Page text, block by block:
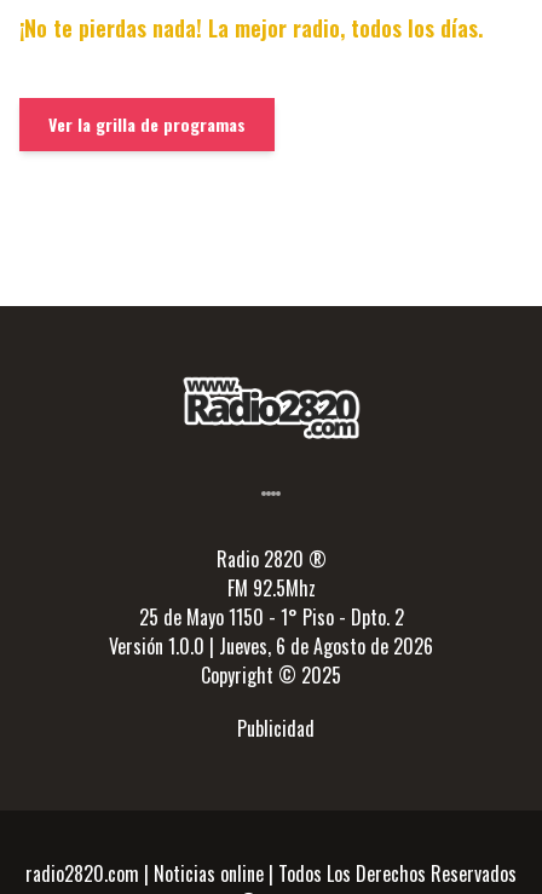
¡No te pierdas nada! La mejor radio, todos los días.
Ver la grilla de programas
Radio 2820 ®
FM 92.5Mhz
25 de Mayo 1150 - 1° Piso - Dpto. 2
Versión 1.0.0 | Jueves, 6 de Agosto de 2026
Copyright © 2025
Publicidad
radio2820.com | Noticias online | Todos Los Derechos Reservados